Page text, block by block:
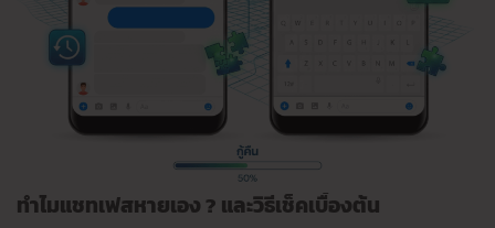
ทำไมแชทเฟสหายเอง ? และวิธีเช็คเบื้องต้น